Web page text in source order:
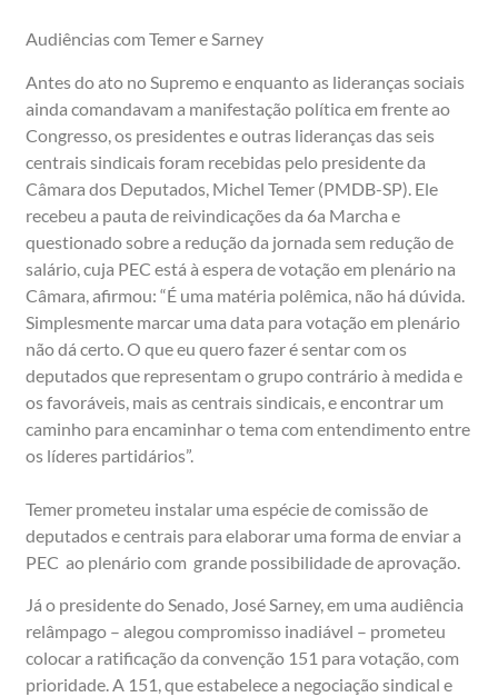
Audiências com Temer e Sarney
Antes do ato no Supremo e enquanto as lideranças sociais
ainda comandavam a manifestação política em frente ao
Congresso, os presidentes e outras lideranças das seis
centrais sindicais foram recebidas pelo presidente da
Câmara dos Deputados, Michel Temer (PMDB-SP). Ele
recebeu a pauta de reivindicações da 6a Marcha e
questionado sobre a redução da jornada sem redução de
salário, cuja PEC está à espera de votação em plenário na
Câmara, afirmou: “É uma matéria polêmica, não há dúvida.
Simplesmente marcar uma data para votação em plenário
não dá certo. O que eu quero fazer é sentar com os
deputados que representam o grupo contrário à medida e
os favoráveis, mais as centrais sindicais, e encontrar um
caminho para encaminhar o tema com entendimento entre
os líderes partidários”.
Temer prometeu instalar uma espécie de comissão de
deputados e centrais para elaborar uma forma de enviar a
PEC ao plenário com grande possibilidade de aprovação.
Já o presidente do Senado, José Sarney, em uma audiência
relâmpago – alegou compromisso inadiável – prometeu
colocar a ratificação da convenção 151 para votação, com
prioridade. A 151, que estabelece a negociação sindical e